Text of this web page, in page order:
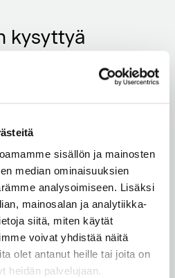
sisällön ja mainosten
median ominaisuuksien
analysoimiseen. Lisäksi
mainosalan ja analytiikka-
siitä, miten käytät
voivat yhdistää näitä
olet antanut heille tai joita on
heidän palvelujaan.
kysyttyä
juuri meidän